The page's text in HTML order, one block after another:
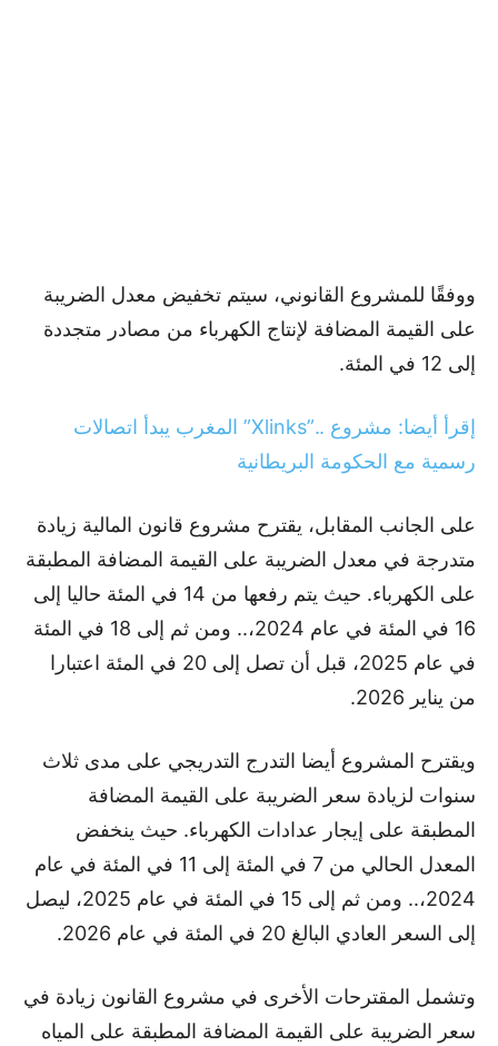
ووفقًا للمشروع القانوني، سيتم تخفيض معدل الضريبة
على القيمة المضافة لإنتاج الكهرباء من مصادر متجددة
إلى 12 في المئة.
إقرأ أيضا: مشروع ..”Xlinks” المغرب يبدأ اتصالات
رسمية مع الحكومة البريطانية
على الجانب المقابل، يقترح مشروع قانون المالية زيادة
متدرجة في معدل الضريبة على القيمة المضافة المطبقة
على الكهرباء. حيث يتم رفعها من 14 في المئة حاليا إلى
16 في المئة في عام 2024،.. ومن ثم إلى 18 في المئة
في عام 2025، قبل أن تصل إلى 20 في المئة اعتبارا
من يناير 2026.
ويقترح المشروع أيضا التدرج التدريجي على مدى ثلاث
سنوات لزيادة سعر الضريبة على القيمة المضافة
المطبقة على إيجار عدادات الكهرباء. حيث ينخفض
المعدل الحالي من 7 في المئة إلى 11 في المئة في عام
2024،.. ومن ثم إلى 15 في المئة في عام 2025، ليصل
إلى السعر العادي البالغ 20 في المئة في عام 2026.
وتشمل المقترحات الأخرى في مشروع القانون زيادة في
سعر الضريبة على القيمة المضافة المطبقة على المياه